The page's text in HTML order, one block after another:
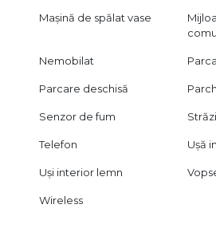
Mașină de spălat vase
Nemobilat
Parcare deschisă
Senzor de fum
Telefon Ușă
Uși interior lemn
Wireless